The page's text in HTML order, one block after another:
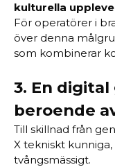
kulturella
För operatörer i
över denna
som kombinerar
3. En
beroende
Till skillnad från
X tekniskt
tvångsmässigt.